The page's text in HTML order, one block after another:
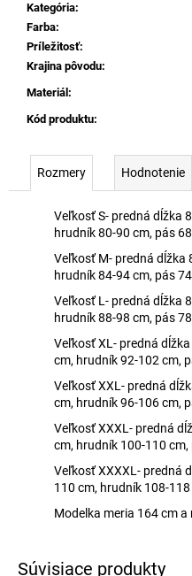
Kategória:
Farba:
Príležitosť:
Krajina pôvodu:
Materiál :
Kód produktu:
Rozmery Hodnotenie
Veľkosť S- predná dĺžka
hrudník 80-90 cm, pás
Veľkosť M- predná dĺžka
hrudník 84-94 cm, pás
Veľkosť L- predná dĺžka
hrudník 88-98 cm, pás
Veľkosť XL- predná
cm, hrudník 92-102 cm,
Veľkosť XXL- predná
cm, hrudník 96-106 cm,
Veľkosť XXXL- predná
cm, hrudník 100-110 cm,
Veľkosť XXXXL- predná
110 cm, hrudník 108-
Modelka meria 164 cm a